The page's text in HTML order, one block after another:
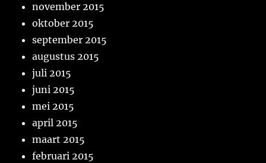
november 2015
oktober 2015
september 2015
augustus 2015
juli 2015
juni 2015
mei 2015
april 2015
maart 2015
februari 2015